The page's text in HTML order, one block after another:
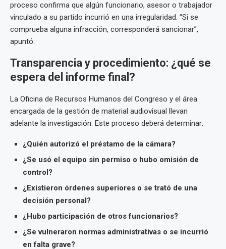
proceso confirma que algún funcionario, asesor o trabajador
vinculado a su partido incurrió en una irregularidad. “Si se
comprueba alguna infracción, corresponderá sancionar”,
apuntó.
Transparencia y procedimiento: ¿qué se
espera del informe final?
La Oficina de Recursos Humanos del Congreso y el área
encargada de la gestión de material audiovisual llevan
adelante la investigación. Este proceso deberá determinar:
¿Quién autorizó el préstamo de la cámara?
¿Se usó el equipo sin permiso o hubo omisión de
control?
¿Existieron órdenes superiores o se trató de una
decisión personal?
¿Hubo participación de otros funcionarios?
¿Se vulneraron normas administrativas o se incurrió
en falta grave?